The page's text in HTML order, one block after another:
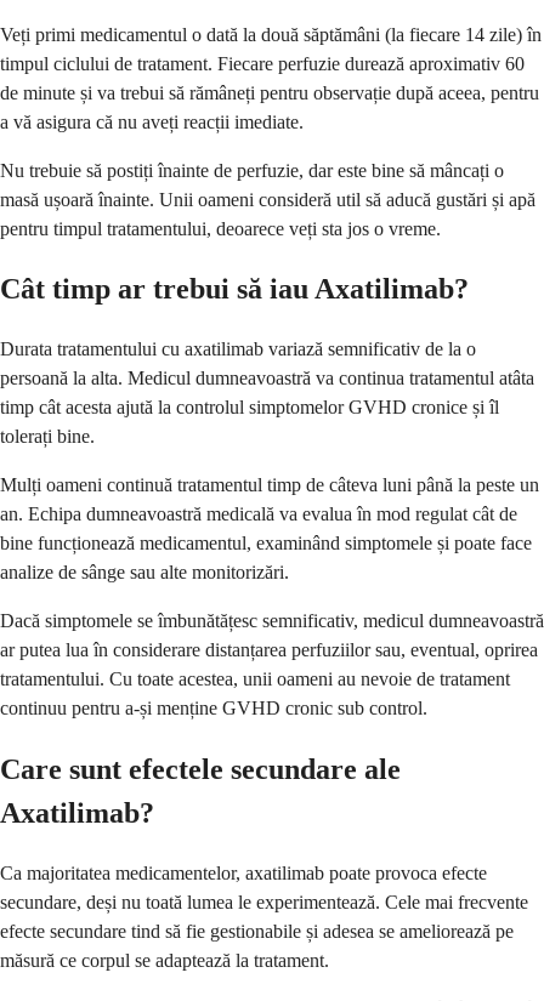
Veți primi medicamentul o dată la două săptămâni (la fiecare 14 zile) în
timpul ciclului de tratament. Fiecare perfuzie durează aproximativ 60
de minute și va trebui să rămâneți pentru observație după aceea, pentru
a vă asigura că nu aveți reacții imediate.
Nu trebuie să postiți înainte de perfuzie, dar este bine să mâncați o
masă ușoară înainte. Unii oameni consideră util să aducă gustări și apă
pentru timpul tratamentului, deoarece veți sta jos o vreme.
Cât timp ar trebui să iau Axatilimab?
Durata tratamentului cu axatilimab variază semnificativ de la o
persoană la alta. Medicul dumneavoastră va continua tratamentul atâta
timp cât acesta ajută la controlul simptomelor GVHD cronice și îl
tolerați bine.
Mulți oameni continuă tratamentul timp de câteva luni până la peste un
an. Echipa dumneavoastră medicală va evalua în mod regulat cât de
bine funcționează medicamentul, examinând simptomele și poate face
analize de sânge sau alte monitorizări.
Dacă simptomele se îmbunătățesc semnificativ, medicul dumneavoastră
ar putea lua în considerare distanțarea perfuziilor sau, eventual, oprirea
tratamentului. Cu toate acestea, unii oameni au nevoie de tratament
continuu pentru a-și menține GVHD cronic sub control.
Care sunt efectele secundare ale
Axatilimab?
Ca majoritatea medicamentelor, axatilimab poate provoca efecte
secundare, deși nu toată lumea le experimentează. Cele mai frecvente
efecte secundare tind să fie gestionabile și adesea se ameliorează pe
măsură ce corpul se adaptează la tratament.